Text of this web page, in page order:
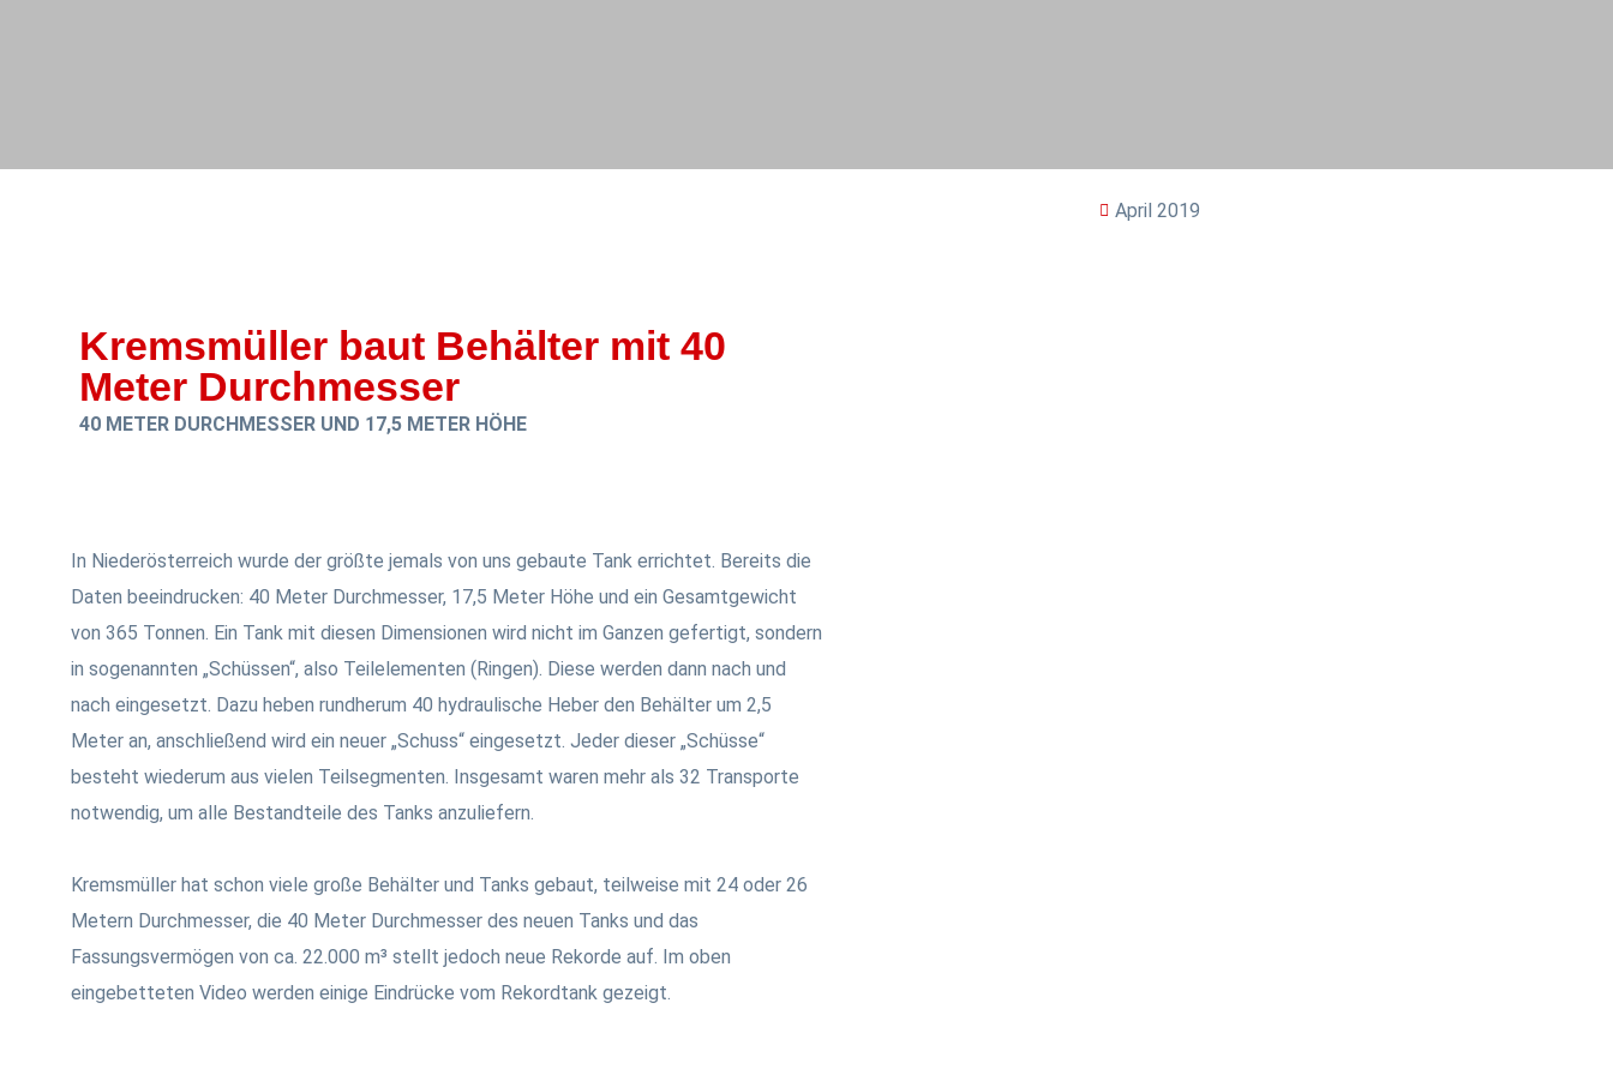
April 2019
Kremsmüller baut Behälter mit 40
Meter Durchmesser
40 METER DURCHMESSER UND 17,5 METER HÖHE
In Niederösterreich wurde der größte jemals von uns gebaute Tank errichtet. Bereits die
Daten beeindrucken: 40 Meter Durchmesser, 17,5 Meter Höhe und ein Gesamtgewicht
von 365 Tonnen. Ein Tank mit diesen Dimensionen wird nicht im Ganzen gefertigt, sondern
in sogenannten „Schüssen“, also Teilelementen (Ringen). Diese werden dann nach und
nach eingesetzt. Dazu heben rundherum 40 hydraulische Heber den Behälter um 2,5
Meter an, anschließend wird ein neuer „Schuss“ eingesetzt. Jeder dieser „Schüsse“
besteht wiederum aus vielen Teilsegmenten. Insgesamt waren mehr als 32 Transporte
notwendig, um alle Bestandteile des Tanks anzuliefern.
Kremsmüller hat schon viele große Behälter und Tanks gebaut, teilweise mit 24 oder 26
Metern Durchmesser, die 40 Meter Durchmesser des neuen Tanks und das
Fassungsvermögen von ca. 22.000 m³ stellt jedoch neue Rekorde auf. Im oben
eingebetteten Video werden einige Eindrücke vom Rekordtank gezeigt.